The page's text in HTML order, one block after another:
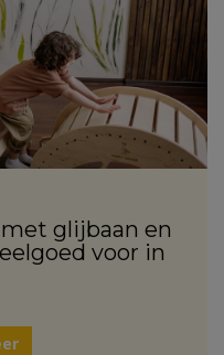
glijbaan en
voor in